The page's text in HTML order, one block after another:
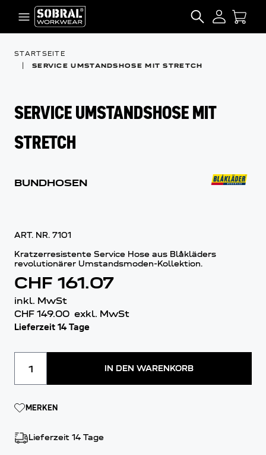
Zum Inhalt springen
SEARCH
STARTSEITE
SERVICE UMSTANDSHOSE MIT STRETCH
SERVICE UMSTANDSHOSE MIT
STRETCH
BUNDHOSEN
ART. NR. 7101
Kratzerresistente Service Hose aus Blåkläders
revolutionärer Umstandsmoden-Kollektion.
CHF 161.07
inkl. MwSt
CHF 149.00 exkl. MwSt
Lieferzeit 14 Tage
IN DEN WARENKORB
MERKEN
Lieferzeit 14 Tage